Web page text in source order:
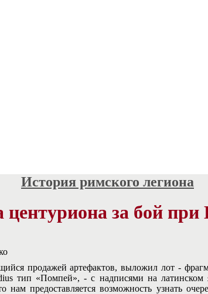
История римского легиона
центуриона за бой при
продажей артефактов, выложил лот -
тип «Помпей», - с надписями на
нам предоставляется возможность узнать